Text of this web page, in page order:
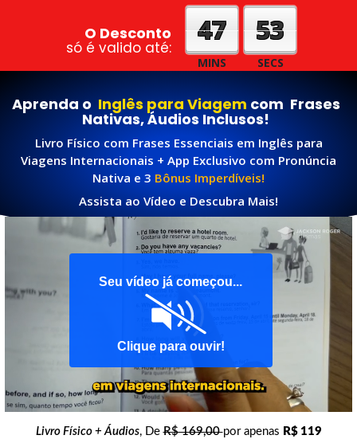
O Desconto
só é valido até:
47
MINS
50
SECS
Aprenda o Inglês para Viagem com Frases
Nativas, Áudios Inclusos!
Livro Físico com Frases Essenciais em Inglês para
Viagens Internacionais + App Exclusivo com Pronúncia
Nativa e 3 Bônus Imperdíveis!
Assista ao Vídeo e Descubra Mais!
Seu vídeo já começou...
Clique para ouvir!
Livro Físico + Áudios, DeR$ 169,00por apenas R$ 119